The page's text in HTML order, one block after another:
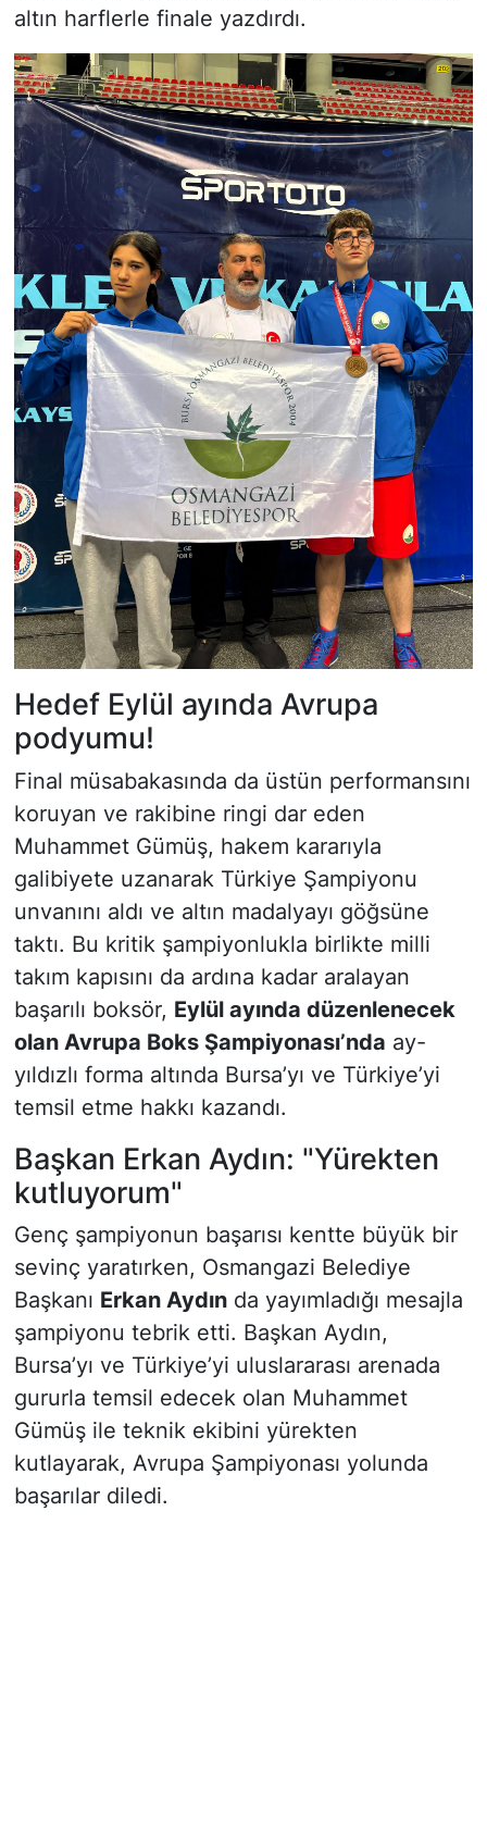
altın harflerle finale yazdırdı.
Hedef Eylül ayında Avrupa
podyumu!
Final müsabakasında da üstün performansını
koruyan ve rakibine ringi dar eden
Muhammet Gümüş, hakem kararıyla
galibiyete uzanarak Türkiye Şampiyonu
unvanını aldı ve altın madalyayı göğsüne
taktı. Bu kritik şampiyonlukla birlikte milli
takım kapısını da ardına kadar aralayan
başarılı boksör, Eylül ayında düzenlenecek
olan Avrupa Boks Şampiyonası’nda ay-
yıldızlı forma altında Bursa’yı ve Türkiye’yi
temsil etme hakkı kazandı.
Başkan Erkan Aydın: "Yürekten
kutluyorum"
Genç şampiyonun başarısı kentte büyük bir
sevinç yaratırken, Osmangazi Belediye
Başkanı Erkan Aydında yayımladığı mesajla
şampiyonu tebrik etti. Başkan Aydın,
Bursa’yı ve Türkiye’yi uluslararası arenada
gururla temsil edecek olan Muhammet
Gümüş ile teknik ekibini yürekten
kutlayarak, Avrupa Şampiyonası yolunda
başarılar diledi.